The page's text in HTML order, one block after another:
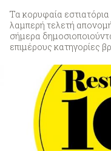
Τα κορυφαία
λαμπερή τελετή
σήμερα
επιμέρους κατηγορίες